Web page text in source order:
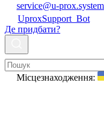
service@u-
UproxSupport_Bot
Де придбати?
Місцезнаходження: